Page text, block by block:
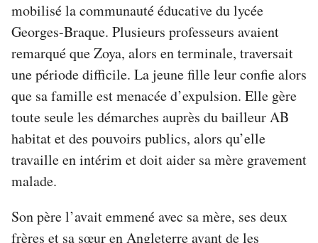
mobilisé la communauté éducative du lycée
Georges-Braque. Plusieurs professeurs avaient
remarqué que Zoya, alors en terminale, traversait
une période difficile. La jeune fille leur confie alors
que sa famille est menacée d’expulsion. Elle gère
toute seule les démarches auprès du bailleur AB
habitat et des pouvoirs publics, alors qu’elle
travaille en intérim et doit aider sa mère gravement
malade.
Son père l’avait emmené avec sa mère, ses deux
frères et sa sœur en Angleterre avant de les